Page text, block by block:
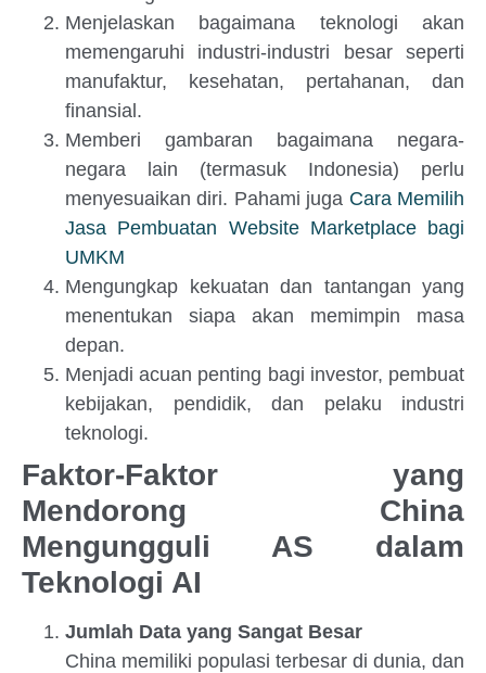
Menjelaskan bagaimana teknologi akan
memengaruhi industri-industri besar seperti
manufaktur, kesehatan, pertahanan, dan
finansial.
Memberi gambaran bagaimana negara-
negara lain (termasuk Indonesia) perlu
menyesuaikan diri. Pahami juga Cara Memilih
Jasa Pembuatan Website Marketplace bagi
UMKM
Mengungkap kekuatan dan tantangan yang
menentukan siapa akan memimpin masa
depan.
Menjadi acuan penting bagi investor, pembuat
kebijakan, pendidik, dan pelaku industri
teknologi.
Faktor-Faktor yang
Mendorong China
Mengungguli AS dalam
Teknologi AI
Jumlah Data yang Sangat Besar
China memiliki populasi terbesar di dunia, dan